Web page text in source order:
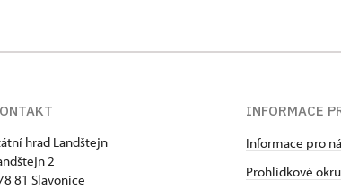
hrad Landštejn
2
81 Slavonice
INFORMACE
Informace pro
Prohlídkové